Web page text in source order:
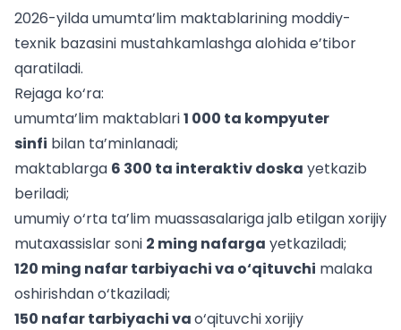
2026-yilda umumta’lim maktablarining moddiy-
texnik bazasini mustahkamlashga alohida e’tibor
qaratiladi.
Rejaga ko‘ra:
umumta’lim maktablari1 000 ta kompyuter
sinfi bilan ta’minlanadi;
maktablarga 6 300 ta interaktiv doska yetkazib
beriladi;
umumiy o‘rta ta’lim muassasalarigajalb etilgan xorijiy
mutaxassislar soni 2 ming nafarga yetkaziladi;
120 ming nafar tarbiyachi va o‘qituvchi malaka
oshirishdan o‘tkaziladi;
150 nafar tarbiyachi vao‘qituvchi xorijiy